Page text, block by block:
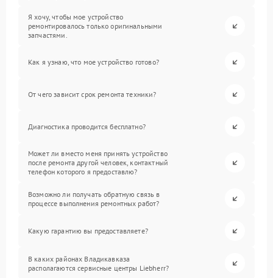
Я хочу, чтобы мое устройство
ремонтировалось только оригинальными
запчастями.
Как я узнаю, что мое устройство готово?
От чего зависит срок ремонта техники?
Диагностика проводится бесплатно?
Может ли вместо меня принять устройство
после ремонта другой человек, контактный
телефон которого я предоставлю?
Возможно ли получать обратную связь в
процессе выполнения ремонтных работ?
Какую гарантию вы предоставляете?
В каких районах Владикавказа
располагаются сервисные центры Liebherr?